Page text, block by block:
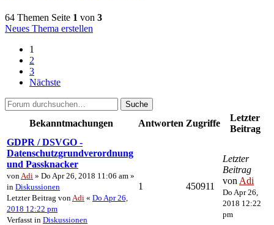
64 Themen Seite 1 von 3
Neues Thema erstellen
1
2
3
Nächste
Suche
Bekanntmachungen Antworten Zugriffe
Letzter
Beitrag
GDPR / DSVGO -
Datenschutzgrundverordnung
und Passknacker
von Adi » Do Apr 26, 2018 11:06 am »
in Diskussionen
Letzter Beitrag von Adi « Do Apr 26,
2018 12:22 pm
Verfasst in Diskussionen
1 450911
Letzter
Beitrag
von Adi
Do Apr 26,
2018 12:22
pm